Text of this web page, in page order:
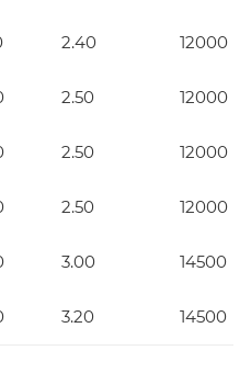
2.40 12000
2.50 12000
2.50 12000
2.50 12000
3.00 14500
3.20 14500